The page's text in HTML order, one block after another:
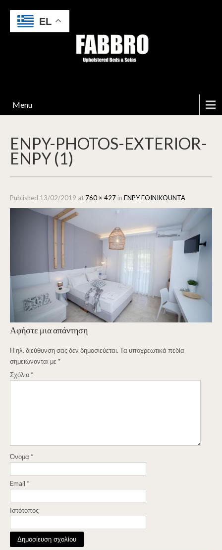
Menu
ENPY-PHOTOS-EXTERIOR-
ENPY (1)
Published 13/02/2019 at 760 × 427 in ENPY FOINIKOUNTA
Αφήστε μια απάντηση
Η ηλ. διεύθυνση σας δεν δημοσιεύεται. Τα υποχρεωτικά πεδία
σημειώνονται με*
Σχόλιο*
Όνομα *
Email *
Ιστότοπος
EL